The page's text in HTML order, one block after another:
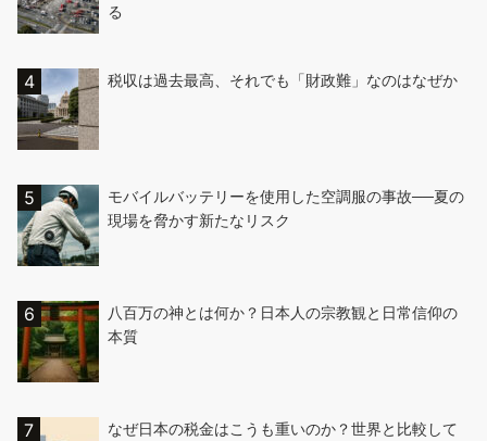
る
税収は過去最高、それでも「財政難」なのはなぜか
モバイルバッテリーを使用した空調服の事故──夏の
現場を脅かす新たなリスク
八百万の神とは何か？日本人の宗教観と日常信仰の
本質
なぜ日本の税金はこうも重いのか？世界と比較して